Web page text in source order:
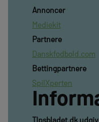
Annoncer
Mediekit
Partnere
Danskfodbold.com
Bettingpartnere
SpilXperten
TIpsbladet.dk